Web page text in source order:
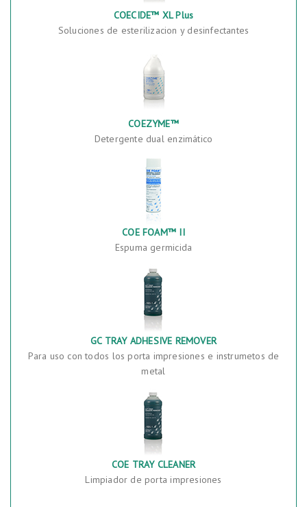
COECIDE™ XL Plus
Soluciones de esterilizacion y desinfectantes
COEZYME™
Detergente dual enzimático
COE FOAM™ II
Espuma germicida
GC TRAY ADHESIVE REMOVER
Para uso con todos los porta impresiones e instrumetos de
metal
COE TRAY CLEANER
Limpiador de porta impresiones